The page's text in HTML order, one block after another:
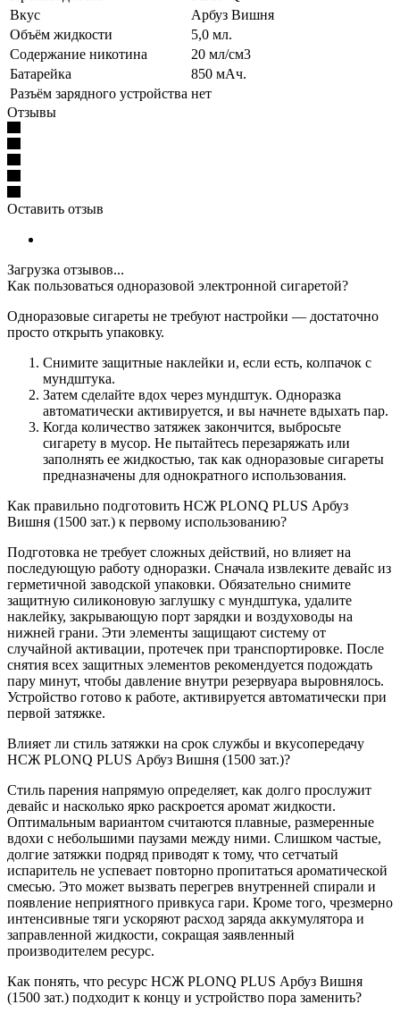
Вкус
Арбуз Вишня
Объём жидкости
5,0 мл.
Содержание никотина
20 мл/см3
Батарейка
850 мАч.
Разъём зарядного устройства нет
Отзывы
Оставить отзыв
Загрузка отзывов...
Как пользоваться одноразовой электронной сигаретой?
Одноразовые сигареты не требуют настройки — достаточно
просто открыть упаковку.
Снимите защитные наклейки и, если есть, колпачок с
мундштука.
Затем сделайте вдох через мундштук. Одноразка
автоматически активируется, и вы начнете вдыхать пар.
Когда количество затяжек закончится, выбросьте
сигарету в мусор. Не пытайтесь перезаряжать или
заполнять ее жидкостью, так как одноразовые сигареты
предназначены для однократного использования.
Как правильно подготовить НСЖ PLONQ PLUS Арбуз
Вишня (1500 зат.) к первому использованию?
Подготовка не требует сложных действий, но влияет на
последующую работу одноразки. Сначала извлеките девайс из
герметичной заводской упаковки. Обязательно снимите
защитную силиконовую заглушку с мундштука, удалите
наклейку, закрывающую порт зарядки и воздуховоды на
нижней грани. Эти элементы защищают систему от
случайной активации, протечек при транспортировке. После
снятия всех защитных элементов рекомендуется подождать
пару минут, чтобы давление внутри резервуара выровнялось.
Устройство готово к работе, активируется автоматически при
первой затяжке.
Влияет ли стиль затяжки на срок службы и вкусопередачу
НСЖ PLONQ PLUS Арбуз Вишня (1500 зат.)?
Стиль парения напрямую определяет, как долго прослужит
девайс и насколько ярко раскроется аромат жидкости.
Оптимальным вариантом считаются плавные, размеренные
вдохи с небольшими паузами между ними. Слишком частые,
долгие затяжки подряд приводят к тому, что сетчатый
испаритель не успевает повторно пропитаться ароматической
смесью. Это может вызвать перегрев внутренней спирали и
появление неприятного привкуса гари. Кроме того, чрезмерно
интенсивные тяги ускоряют расход заряда аккумулятора и
заправленной жидкости, сокращая заявленный
производителем ресурс.
Как понять, что ресурс НСЖ PLONQ PLUS Арбуз Вишня
(1500 зат.) подходит к концу и устройство пора заменить?